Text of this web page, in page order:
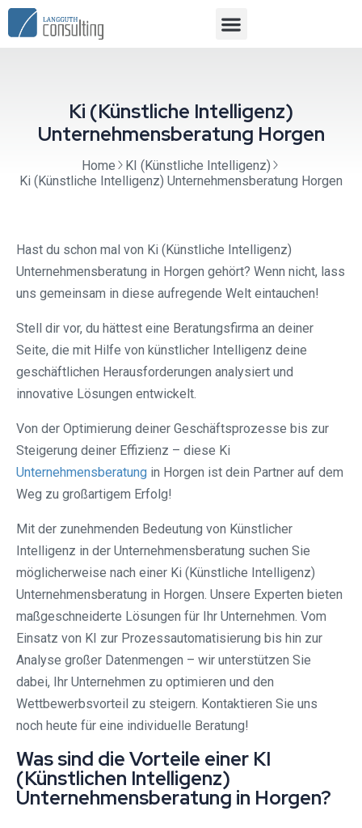
Ki (Künstliche Intelligenz)
Unternehmensberatung Horgen
Home
KI (Künstliche Intelligenz)
Ki (Künstliche Intelligenz) Unternehmensberatung Horgen
Hast du schon mal von Ki (Künstliche Intelligenz)
Unternehmensberatung in Horgen gehört? Wenn nicht, lass
uns gemeinsam in diese aufregende Welt eintauchen!
Stell dir vor, du hättest eine Beratungsfirma an deiner
Seite, die mit Hilfe von künstlicher Intelligenz deine
geschäftlichen Herausforderungen analysiert und
innovative Lösungen entwickelt.
Von der Optimierung deiner Geschäftsprozesse bis zur
Steigerung deiner Effizienz – diese Ki
Unternehmensberatung in Horgen ist dein Partner auf dem
Weg zu großartigem Erfolg!
Mit der zunehmenden Bedeutung von Künstlicher
Intelligenz in der Unternehmensberatung suchen Sie
möglicherweise nach einer Ki (Künstliche Intelligenz)
Unternehmensberatung in Horgen. Unsere Experten bieten
maßgeschneiderte Lösungen für Ihr Unternehmen. Vom
Einsatz von KI zur Prozessautomatisierung bis hin zur
Analyse großer Datenmengen – wir unterstützen Sie
dabei, Ihr Unternehmen zu optimieren und den
Wettbewerbsvorteil zu steigern. Kontaktieren Sie uns
noch heute für eine individuelle Beratung!
Was sind die Vorteile einer KI
(Künstlichen Intelligenz)
Unternehmensberatung in Horgen?